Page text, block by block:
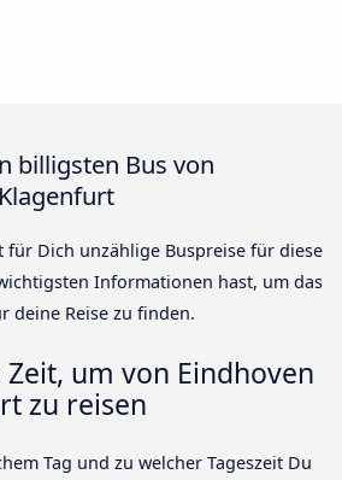
billigsten Bus von
für Dich unzählige Buspreise für diese
Informationen hast, um das
deine Reise zu finden.
um von Eindhoven
zu reisen
Tag und zu welcher Tageszeit Du